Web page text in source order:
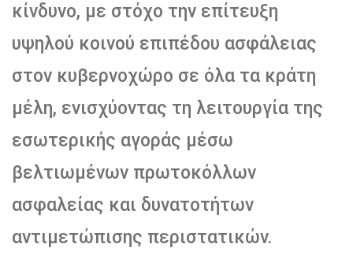
κίνδυνο, με στόχο την επίτευξη
υψηλού κοινού επιπέδου ασφάλειας
στον κυβερνοχώρο σε όλα τα κράτη
μέλη, ενισχύοντας τη λειτουργία της
εσωτερικής αγοράς μέσω
βελτιωμένων πρωτοκόλλων
ασφαλείας και δυνατοτήτων
αντιμετώπισης περιστατικών.